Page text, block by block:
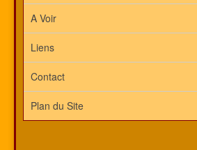
A Voir
Liens
Contact
Plan du Site